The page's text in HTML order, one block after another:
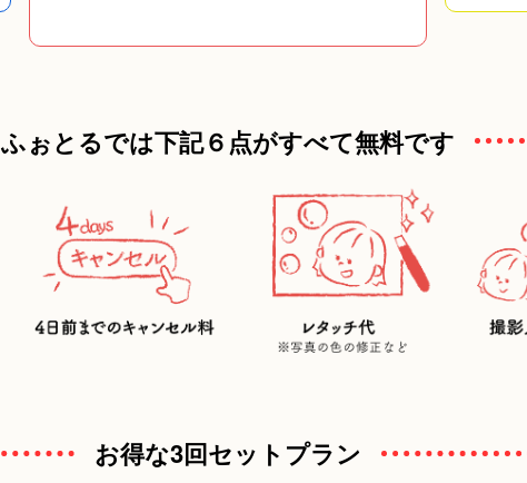
ふぉとるでは下記６点がすべて無料です
お得な3回セットプラン